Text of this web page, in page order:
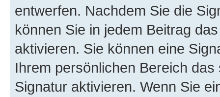
entwerfen. Nachdem Sie die
können Sie in jedem Beitrag
aktivieren. Sie können eine
Ihrem persönlichen Bereich
Signatur aktivieren. Wenn Sie